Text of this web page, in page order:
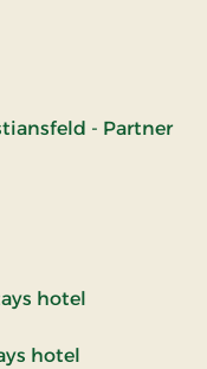
- Partner
hotel
hotel